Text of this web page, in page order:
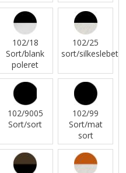
102/18
Sort/blank
poleret
102/25
sort/silkeslebet
102/9005
Sort/sort
102/99
Sort/mat
sort